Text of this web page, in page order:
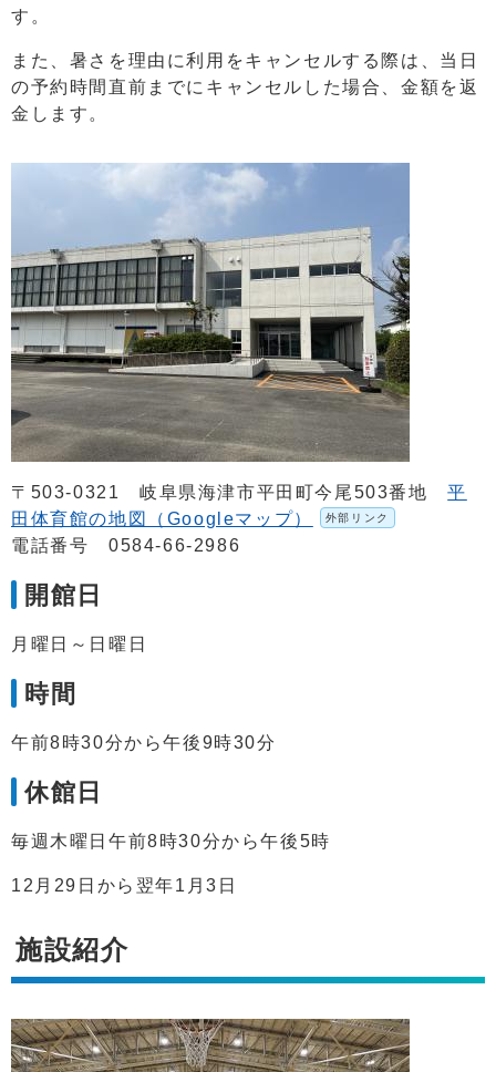
す。
また、暑さを理由に利用をキャンセルする際は、当日
の予約時間直前までにキャンセルした場合、金額を返
金します。
〒503-0321 岐阜県海津市平田町今尾503番地平
田体育館の地図（Googleマップ）
外部リンク
電話番号 0584-66-2986
開館日
月曜日～日曜日
時間
午前8時30分から午後9時30分
休館日
毎週木曜日午前8時30分から午後5時
12月29日から翌年1月3日
施設紹介